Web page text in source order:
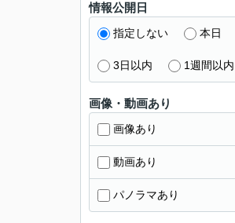
情報公開日
指定しない 本日
3日以内 1週間以内
画像・動画あり
画像あり
動画あり
パノラマあり